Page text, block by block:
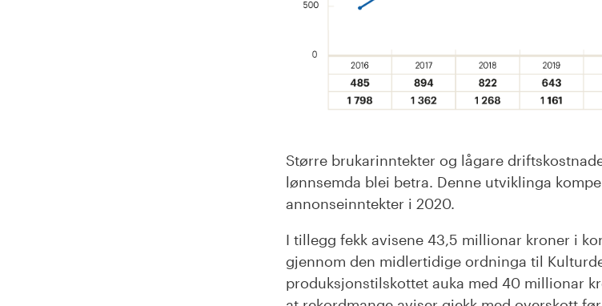
Større brukarinntekter og lågare
lønnsemda blei betra. Denne utviklinga
annonseinntekter i 2020.
I tillegg fekk avisene 43,5 millionar kroner i
gjennom den midlertidige ordninga til
produksjonstilskottet auka med 40 millionar